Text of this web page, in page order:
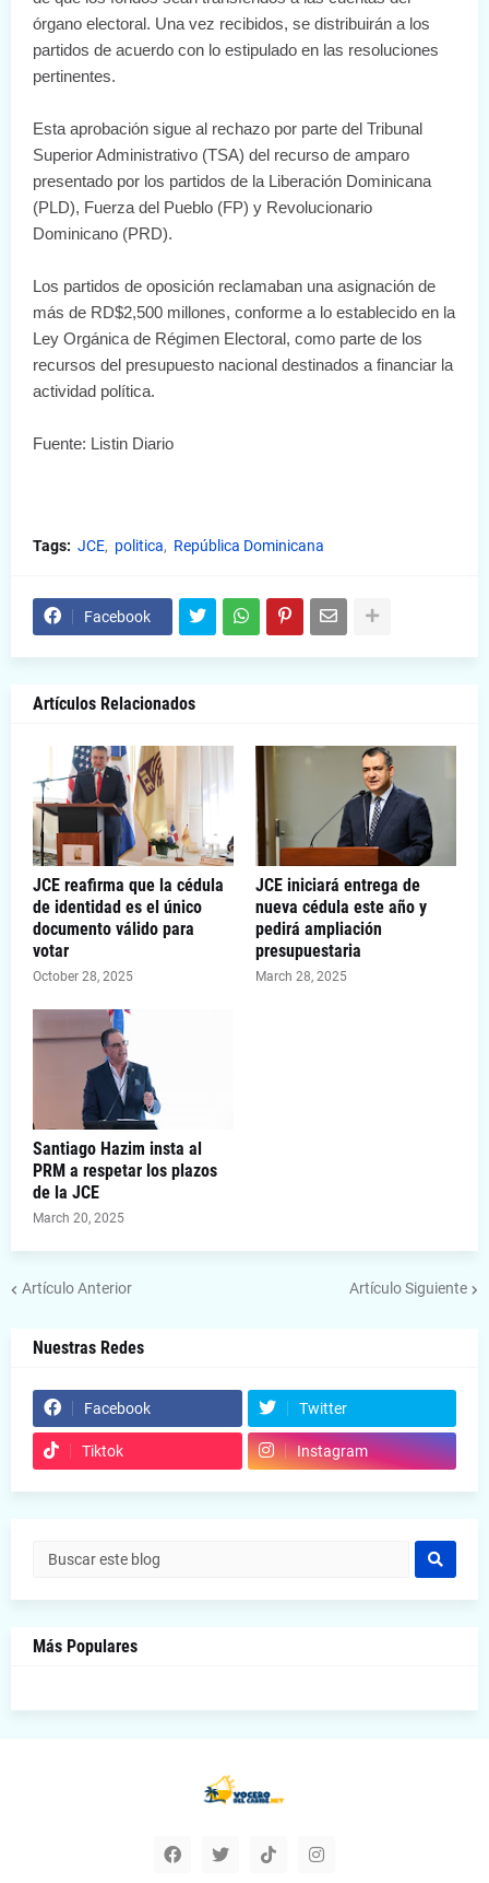
órgano electoral. Una vez recibidos, se distribuirán a los
partidos de acuerdo con lo estipulado en las resoluciones
pertinentes.
Esta aprobación sigue al rechazo por parte del Tribunal
Superior Administrativo (TSA) del recurso de amparo
presentado por los partidos de la Liberación Dominicana
(PLD), Fuerza del Pueblo (FP) y Revolucionario
Dominicano (PRD).
Los partidos de oposición reclamaban una asignación de
más de RD$2,500 millones, conforme a lo establecido en la
Ley Orgánica de Régimen Electoral, como parte de los
recursos del presupuesto nacional destinados a financiar la
actividad política.
Fuente: Listin Diario
Tags: JCE politica República Dominicana
Facebook
Artículos Relacionados
JCE reafirma que la cédula
de identidad es el único
documento válido para
votar
October 28, 2025
JCE iniciará entrega de
nueva cédula este año y
pedirá ampliación
presupuestaria
March 28, 2025
Santiago Hazim insta al
PRM a respetar los plazos
de la JCE
March 20, 2025
Artículo Anterior Artículo Siguiente
Nuestras Redes
Facebook Twitter
Tiktok Instagram
Más Populares